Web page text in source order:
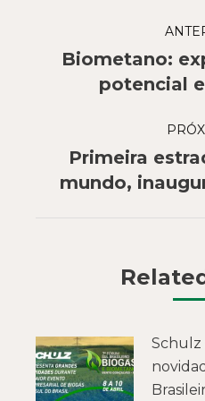
de
post:
Biometano:
potencial
Primeira
mundo,
Schulz